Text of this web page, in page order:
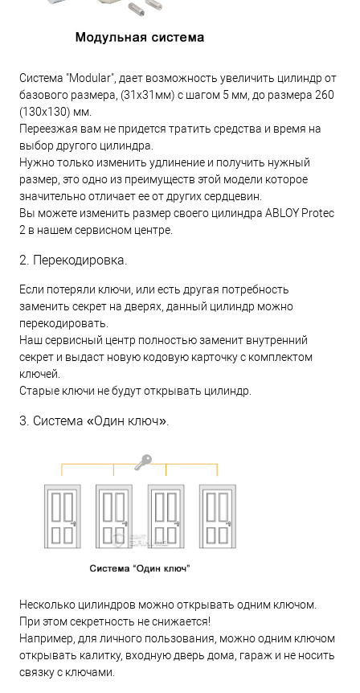
Система "Modular", дает возможность увеличить цилиндр от
базового размера, (31х31мм) с шагом 5 мм, до размера 260
(130х130) мм.
Переезжая вам не придется тратить средства и время на
выбор другого цилиндра.
Нужно только изменить удлинение и получить нужный
размер, это одно из преимуществ этой модели которое
значительно отличает ее от других сердцевин.
Вы можете изменить размер своего цилиндра ABLOY Protec
2 в нашем сервисном центре.
2. Перекодировка.
Если потеряли ключи, или есть другая потребность
заменить секрет на дверях, данный цилиндр можно
перекодировать.
Наш сервисный центр полностью заменит внутренний
секрет и выдаст новую кодовую карточку с комплектом
ключей.
Старые ключи не будут открывать цилиндр.
3. Система «Один ключ».
Несколько цилиндров можно открывать одним ключом.
При этом секретность не снижается!
Например, для личного пользования, можно одним ключом
открывать калитку, входную дверь дома, гараж и не носить
связку с ключами.